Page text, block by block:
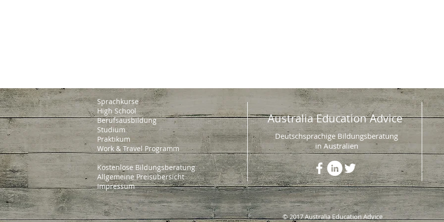
Sprachkurse
High School
Berufsausbildung
Studium
Praktikum
Work & Travel Programm
Kostenlose Bildungsberatung
Allgemeine Preisübersicht
Impressum
Deutschsprachige Bildungsberatung
in Australien
© 2017 Australia Education Advice
Australia Education Advice